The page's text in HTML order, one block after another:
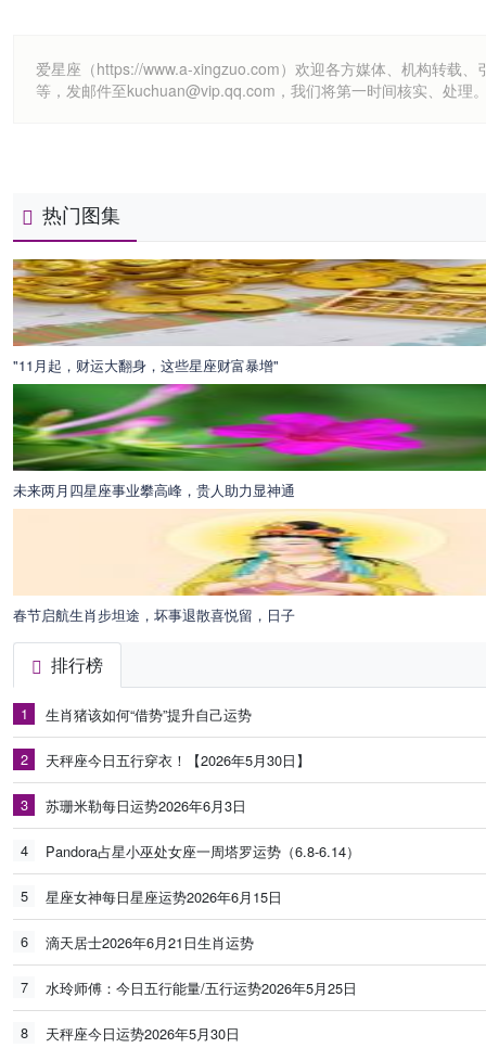
爱星座（https://www.a-xingzuo.com）欢迎各方媒体、机构转载
等，发邮件至kuchuan@vip.qq.com，我们将第一时间核实、处理
热门图集
"11月起，财运大翻身，这些星座财富暴增"
未来两月四星座事业攀高峰，贵人助力显神通
春节启航生肖步坦途，坏事退散喜悦留，日子
排行榜
1 生肖猪该如何“借势”提升自己运势
2 天秤座今日五行穿衣！【2026年5月30日】
3 苏珊米勒每日运势2026年6月3日
4 Pandora占星小巫处女座一周塔罗运势（6.8-6.14）
5 星座女神每日星座运势2026年6月15日
6 滴天居士2026年6月21日生肖运势
7 水玲师傅：今日五行能量/五行运势2026年5月25日
8 天秤座今日运势2026年5月30日